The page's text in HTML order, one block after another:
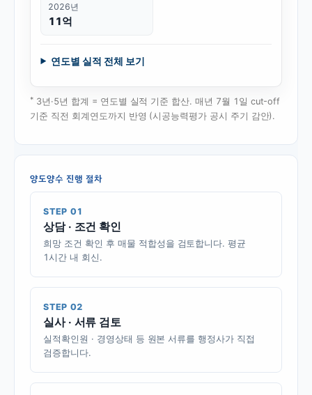
2026년
11억
연도별 실적 전체 보기
* 3년·5년 합계 = 연도별 실적 기준 합산. 매년 7월 1일 cut-off
기준 직전 회계연도까지 반영 (시공능력평가 공시 주기 감안).
양도양수 진행 절차
STEP 01
상담 · 조건 확인
희망 조건 확인 후 매물 적합성을 검토합니다. 평균
1시간 내 회신.
STEP 02
실사 · 서류 검토
실적확인원 · 경영상태 등 원본 서류를 행정사가 직접
검증합니다.